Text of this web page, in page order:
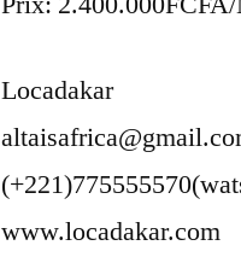
Locadakar
www.locadakar.com